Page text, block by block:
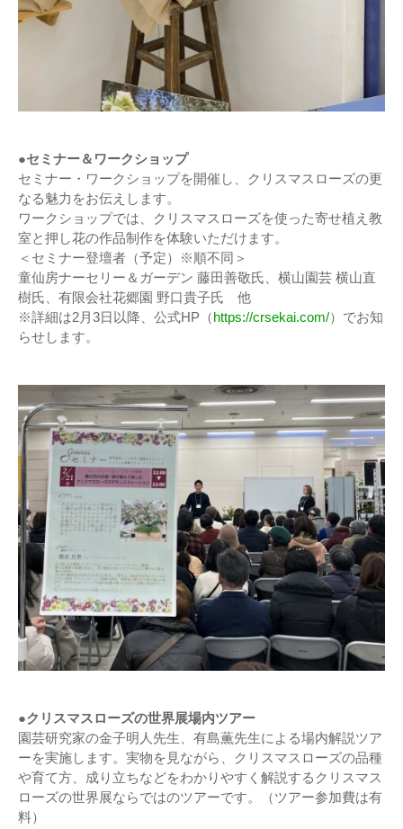
●セミナー＆ワークショップ
セミナー・ワークショップを開催し、クリスマスローズの更
なる魅力をお伝えします。
ワークショップでは、クリスマスローズを使った寄せ植え教
室と押し花の作品制作を体験いただけます。
＜セミナー登壇者（予定）※順不同＞
童仙房ナーセリー＆ガーデン 藤田善敬氏、横山園芸 横山直
樹氏、有限会社花郷園 野口貴子氏 他
※詳細は2月3日以降、公式HP（https://crsekai.com/）でお知
らせします。
●クリスマスローズの世界展場内ツアー
園芸研究家の金子明人先生、有島薫先生による場内解説ツア
ーを実施します。実物を見ながら、クリスマスローズの品種
や育て方、成り立ちなどをわかりやすく解説するクリスマス
ローズの世界展ならではのツアーです。（ツアー参加費は有
料）